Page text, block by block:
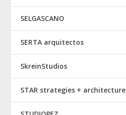
SELGASCANO
SERTA arquitectos
SkreinStudios
STAR strategies + architecture